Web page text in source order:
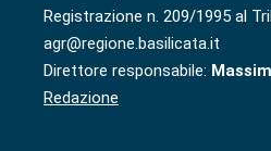
Registrazione n. 209/1995 al
agr@regione.basilicata.it
Direttore responsabile:
Redazione